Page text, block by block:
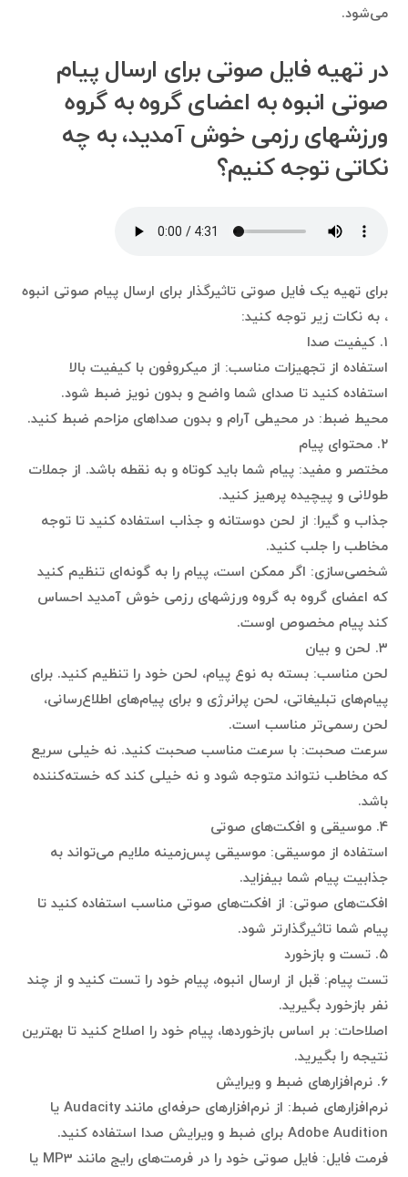
می‌شود.
در تهیه فایل صوتی برای ارسال پیام
صوتی انبوه به اعضای گروه به گروه
ورزشهای رزمی خوش آمدید، به چه
نکاتی توجه کنیم؟
برای تهیه یک فایل صوتی تاثیرگذار برای ارسال پیام صوتی انبوه
، به نکات زیر توجه کنید:
۱. کیفیت صدا
استفاده از تجهیزات مناسب: از میکروفون با کیفیت بالا
استفاده کنید تا صدای شما واضح و بدون نویز ضبط شود.
محیط ضبط: در محیطی آرام و بدون صداهای مزاحم ضبط کنید.
۲. محتوای پیام
مختصر و مفید: پیام شما باید کوتاه و به نقطه باشد. از جملات
طولانی و پیچیده پرهیز کنید.
جذاب و گیرا: از لحن دوستانه و جذاب استفاده کنید تا توجه
مخاطب را جلب کنید.
شخصی‌سازی: اگر ممکن است، پیام را به گونه‌ای تنظیم کنید
که اعضای گروه به گروه ورزشهای رزمی خوش آمدید احساس
کند پیام مخصوص اوست.
۳. لحن و بیان
لحن مناسب: بسته به نوع پیام، لحن خود را تنظیم کنید. برای
پیام‌های تبلیغاتی، لحن پرانرژی و برای پیام‌های اطلاع‌رسانی،
لحن رسمی‌تر مناسب است.
سرعت صحبت: با سرعت مناسب صحبت کنید. نه خیلی سریع
که مخاطب نتواند متوجه شود و نه خیلی کند که خسته‌کننده
باشد.
۴. موسیقی و افکت‌های صوتی
استفاده از موسیقی: موسیقی پس‌زمینه ملایم می‌تواند به
جذابیت پیام شما بیفزاید.
افکت‌های صوتی: از افکت‌های صوتی مناسب استفاده کنید تا
پیام شما تاثیرگذارتر شود.
۵. تست و بازخورد
تست پیام: قبل از ارسال انبوه، پیام خود را تست کنید و از چند
نفر بازخورد بگیرید.
اصلاحات: بر اساس بازخوردها، پیام خود را اصلاح کنید تا بهترین
نتیجه را بگیرید.
۶. نرم‌افزارهای ضبط و ویرایش
نرم‌افزارهای ضبط: از نرم‌افزارهای حرفه‌ای مانند Audacity یا
Adobe Audition برای ضبط و ویرایش صدا استفاده کنید.
فرمت فایل: فایل صوتی خود را در فرمت‌های رایج مانند MP3 یا